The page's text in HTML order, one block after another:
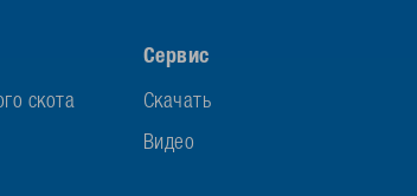
скота
Сервис
Скачать
Видео